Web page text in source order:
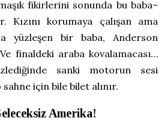
fikirlerini sonunda bu baba–
Kızını korumaya çalışan ama
yüzleşen bir baba, Anderson
finaldeki araba kovalamacası…
sanki motorun sesi
için bile bilet alınır.
Amerika!